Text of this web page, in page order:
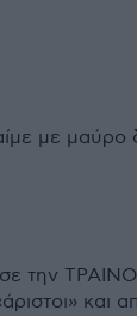
με μαύρο
την
και